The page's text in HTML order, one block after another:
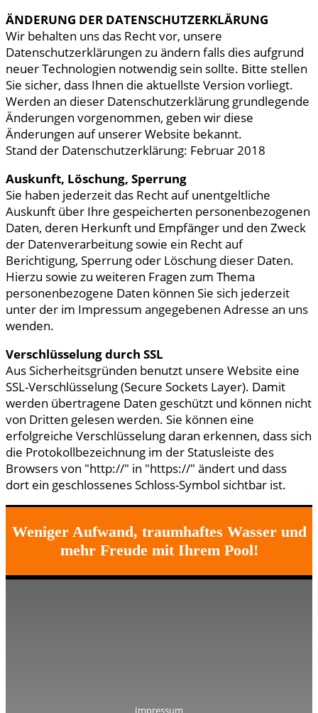
ÄNDERUNG DER DATENSCHUTZERKLÄRUNG
Wir behalten uns das Recht vor, unsere
Datenschutzerklärungen zu ändern falls dies aufgrund
neuer Technologien notwendig sein sollte. Bitte stellen
Sie sicher, dass Ihnen die aktuellste Version vorliegt.
Werden an dieser Datenschutzerklärung grundlegende
Änderungen vorgenommen, geben wir diese
Änderungen auf unserer Website bekannt.
Stand der Datenschutzerklärung: Februar 2018
Auskunft, Löschung, Sperrung
Sie haben jederzeit das Recht auf unentgeltliche
Auskunft über Ihre gespeicherten personenbezogenen
Daten, deren Herkunft und Empfänger und den Zweck
der Datenverarbeitung sowie ein Recht auf
Berichtigung, Sperrung oder Löschung dieser Daten.
Hierzu sowie zu weiteren Fragen zum Thema
personenbezogene Daten können Sie sich jederzeit
unter der im Impressum angegebenen Adresse an uns
wenden.
Verschlüsselung durch SSL
Aus Sicherheitsgründen benutzt unsere Website eine
SSL-Verschlüsselung (Secure Sockets Layer). Damit
werden übertragene Daten geschützt und können nicht
von Dritten gelesen werden. Sie können eine
erfolgreiche Verschlüsselung daran erkennen, dass sich
die Protokollbezeichnung im der Statusleiste des
Browsers von "http://" in "https://" ändert und dass
dort ein geschlossenes Schloss-Symbol sichtbar ist.
Weniger Aufwand, traumhaftes Wasser und
mehr Freude mit Ihrem Pool!
Impressum